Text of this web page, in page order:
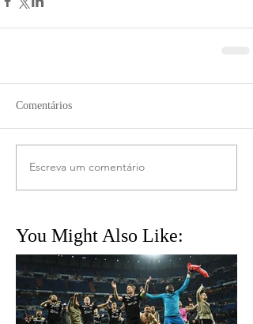
You Might Also Like:
Comentários
Escreva um comentário